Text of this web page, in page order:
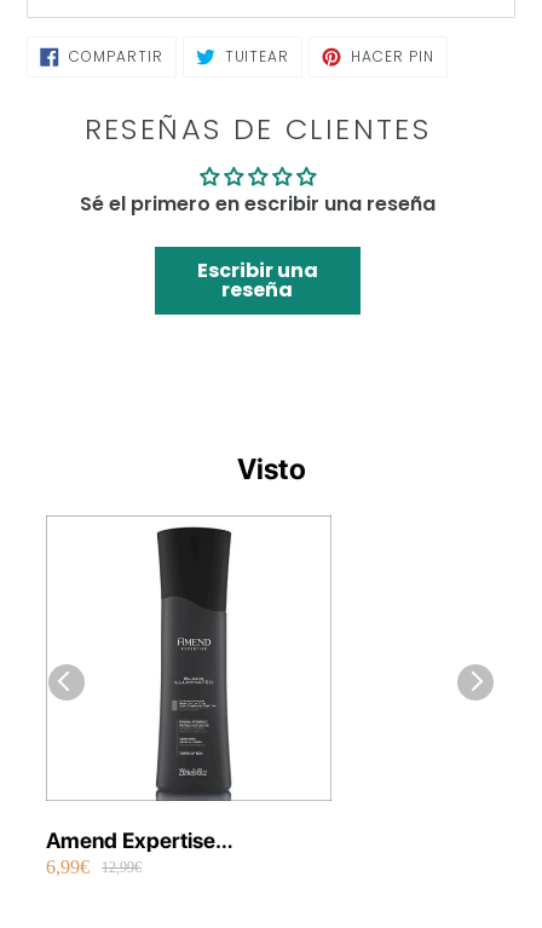
COMPARTIR COMPARTIRTUITEAR TUITEARHACER PIN
RESEÑAS DE CLIENTES
Sé el primero en escribir una reseña
Escribir una
reseña
Visto
Amend Expertise
Acondicionador Black
6,99€ 12,99€